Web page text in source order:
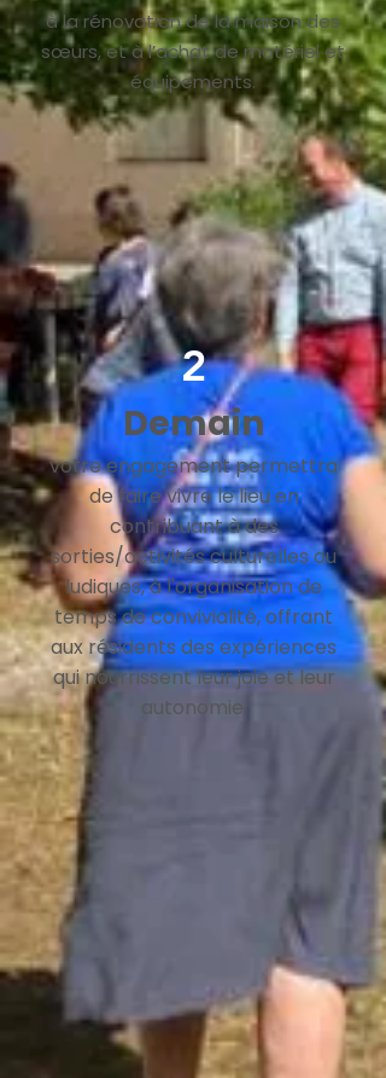
à la rénovation de la maison des
sœurs, et à l’achat de matériel et
équipements.
Demain
votre engagement permettra
de faire vivre le lieu en
contribuant à des
sorties/activités culturelles ou
ludiques, à l'organisation de
temps de convivialité, offrant
aux résidents des expériences
qui nourrissent leur joie et leur
autonomie.
2